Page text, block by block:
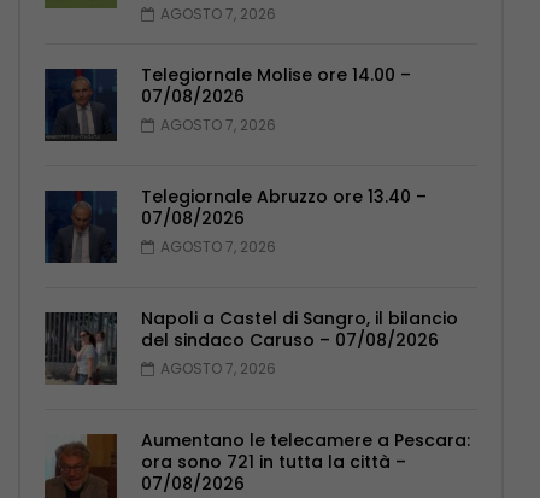
AGOSTO 7, 2026
Telegiornale Molise ore 14.00 –
07/08/2026
AGOSTO 7, 2026
Telegiornale Abruzzo ore 13.40 –
07/08/2026
AGOSTO 7, 2026
Napoli a Castel di Sangro, il bilancio
del sindaco Caruso – 07/08/2026
AGOSTO 7, 2026
Aumentano le telecamere a Pescara:
ora sono 721 in tutta la città –
07/08/2026